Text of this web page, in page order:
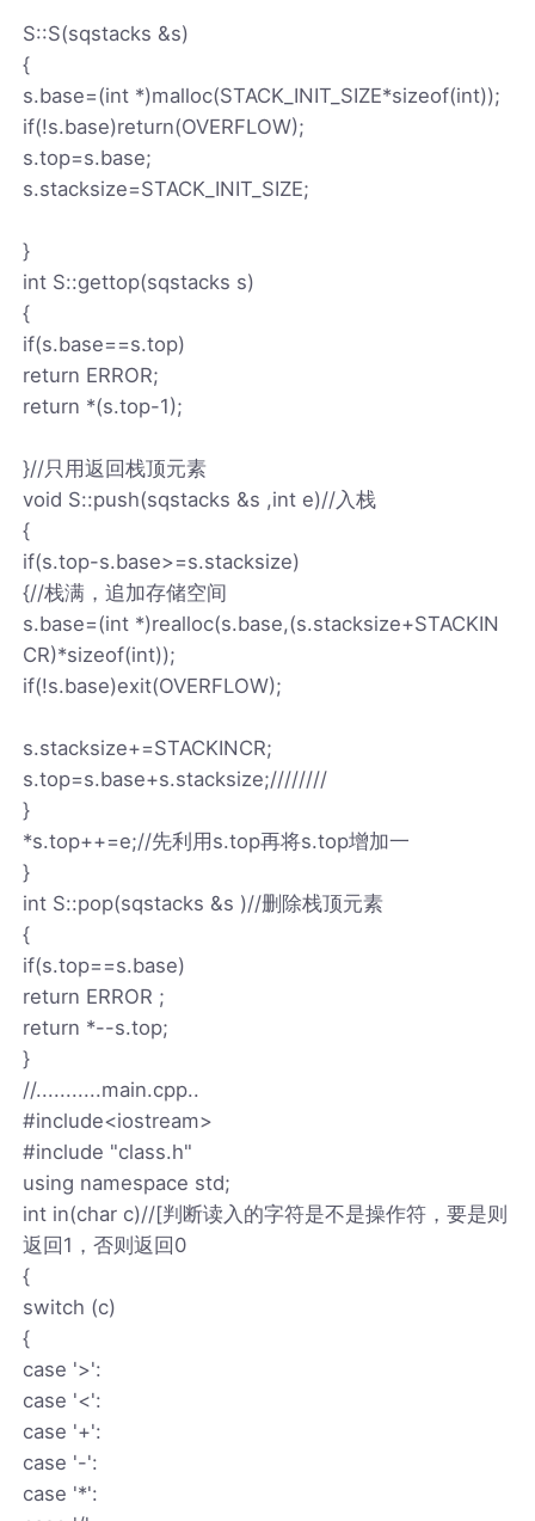
S::S(sqstacks &s)
{
s.base=(int *)malloc(STACK_INIT_SIZE*sizeof(int));
if(!s.base)return(OVERFLOW);
s.top=s.base;
s.stacksize=STACK_INIT_SIZE;
}
int S::gettop(sqstacks s)
{
if(s.base==s.top)
return ERROR;
return *(s.top-1);
}//只用返回栈顶元素
void S::push(sqstacks &s ,int e)//入栈
{
if(s.top-s.base>=s.stacksize)
{//栈满，追加存储空间
s.base=(int *)realloc(s.base,(s.stacksize+STACKIN
CR)*sizeof(int));
if(!s.base)exit(OVERFLOW);
s.stacksize+=STACKINCR;
s.top=s.base+s.stacksize;////////
}
*s.top++=e;//先利用s.top再将s.top增加一
}
int S::pop(sqstacks &s )//删除栈顶元素
{
if(s.top==s.base)
return ERROR ;
return *--s.top;
}
//...........main.cpp..
#include<iostream>
#include "class.h"
using namespace std;
int in(char c)//[判断读入的字符是不是操作符，要是则
返回1，否则返回0
{
switch (c)
{
case '>':
case '<':
case '+':
case '-':
case '*':